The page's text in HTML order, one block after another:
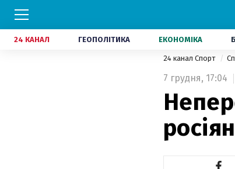
24 КАНАЛ ГЕОПОЛІТИКА ЕКОНОМІКА
24 канал Спорт
7 грудня, 17:04